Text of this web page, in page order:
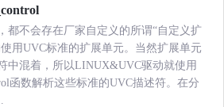
都不会存在厂家自定义的所谓“自定义扩
用UVC标准的扩展单元。当然扩展单元
中混着，所以LINUX&UVC驱动就使用
函数解析这些标准的UVC描述符。在分